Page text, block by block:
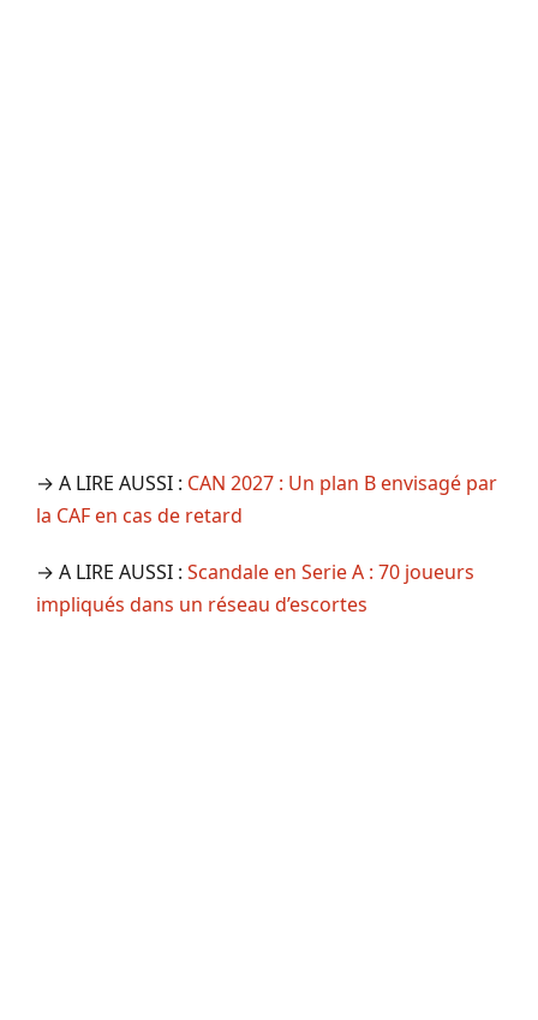
→ A LIRE AUSSI : CAN 2027 : Un plan B envisagé par
la CAF en cas de retard
→ A LIRE AUSSI : Scandale en Serie A : 70 joueurs
impliqués dans un réseau d’escortes